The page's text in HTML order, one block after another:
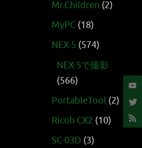
Mr.Children (2)
MyPC (18)
NEX-5 (574)
NEX-5で撮影
(566)
PortableTool (2)
Ricoh CX2 (10)
SC-03D (3)